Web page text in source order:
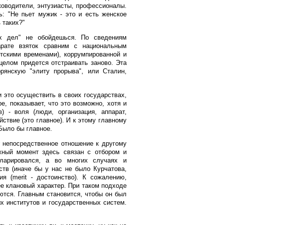
энтузиасты, профессионалы.
"Не пьет мужик - это и есть женское
дел" не обойдешься. По сведениям
взяток сравним с национальным
временами), коррумпированной и
придется отстраивать заново. Эта
"элиту прорыва", или Сталин,
осуществить в своих государствах,
показывает, что это возможно, хотя и
воля (люди, организация, аппарат,
(это главное). И к этому главному
бы главное.
отношение к другому
момент здесь связан с отбором и
а во многих случаях и
(иначе бы у нас не было Курчатова,
(merit - достоинство). К сожалению,
клановый характер. При таком подходе
Главным становится, чтобы он был
и государственных систем.